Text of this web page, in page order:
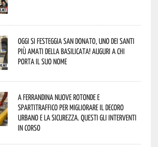
Oggi si festeggia San Donato, uno dei Santi
più amati della Basilicata! Auguri a chi
porta il suo nome
A Ferrandina nuove rotonde e
spartitraffico per migliorare il decoro
urbano e la sicurezza. Questi gli interventi
in corso